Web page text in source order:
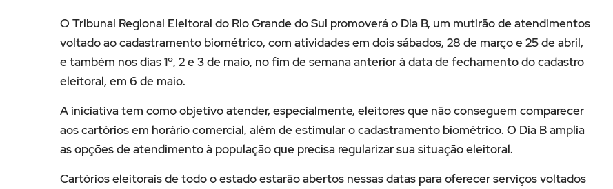
O Tribunal Regional Eleitoral do Rio Grande do Sul promoverá o Dia B, um mutirão de atendimentos
voltado ao cadastramento biométrico, com atividades em dois sábados, 28 de março e 25 de abril,
e também nos dias 1º, 2 e 3 de maio, no fim de semana anterior à data de fechamento do cadastro
eleitoral, em 6 de maio.
A iniciativa tem como objetivo atender, especialmente, eleitores que não conseguem comparecer
aos cartórios em horário comercial, além de estimular o cadastramento biométrico. O Dia B amplia
as opções de atendimento à população que precisa regularizar sua situação eleitoral.
Cartórios eleitorais de todo o estado estarão abertos nessas datas para oferecer serviços voltados